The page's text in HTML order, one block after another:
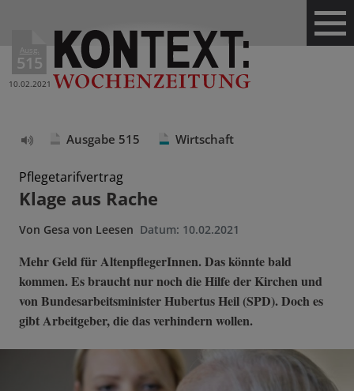
Ausg.
515
10.02.2021
vorlesen
Ausgabe 515 Wirtschaft
Pflegetarifvertrag
Klage aus Rache
Von Gesa von Leesen Datum: 10.02.2021
Mehr Geld für AltenpflegerInnen. Das könnte bald
kommen. Es braucht nur noch die Hilfe der Kirchen und
von Bundesarbeitsminister Hubertus Heil (SPD). Doch es
gibt Arbeitgeber, die das verhindern wollen.